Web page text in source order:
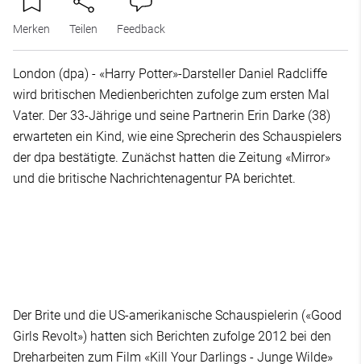
Merken Teilen Feedback
London (dpa) - «Harry Potter»-Darsteller Daniel Radcliffe
wird britischen Medienberichten zufolge zum ersten Mal
Vater. Der 33-Jährige und seine Partnerin Erin Darke (38)
erwarteten ein Kind, wie eine Sprecherin des Schauspielers
der dpa bestätigte. Zunächst hatten die Zeitung «Mirror»
und die britische Nachrichtenagentur PA berichtet.
Der Brite und die US-amerikanische Schauspielerin («Good
Girls Revolt») hatten sich Berichten zufolge 2012 bei den
Dreharbeiten zum Film «Kill Your Darlings - Junge Wilde»